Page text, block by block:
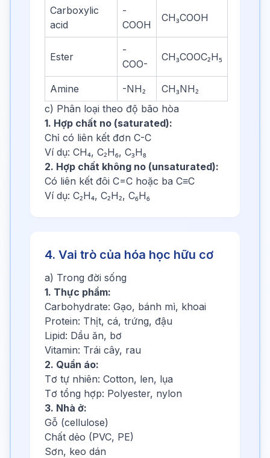
Carboxylic
acid
-
COOH
CH₃COOH
Ester
-
COO-
CH₃COOC₂H₅
Amine -NH₂
CH₃NH₂
c) Phân loại theo độ bão hòa
1. Hợp chất no (saturated):
Chỉ có liên kết đơn C-C
Ví dụ: CH₄, C₂H₆, C₃H₈
2. Hợp chất không no (unsaturated):
Có liên kết đôi C=C hoặc ba C≡C
Ví dụ: C₂H₄, C₂H₂, C₆H₆
4. Vai trò của hóa học hữu cơ
a) Trong đời sống
1. Thực phẩm:
Carbohydrate: Gạo, bánh mì, khoai
Protein: Thịt, cá, trứng, đậu
Lipid: Dầu ăn, bơ
Vitamin: Trái cây, rau
2. Quần áo:
Tơ tự nhiên: Cotton, len, lụa
Tơ tổng hợp: Polyester, nylon
3. Nhà ở:
Gỗ (cellulose)
Chất dẻo (PVC, PE)
Sơn, keo dán